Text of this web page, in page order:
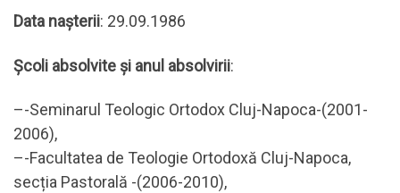
Data nașterii: 29.09.1986
Școli absolvite și anul absolvirii:
–-Seminarul Teologic Ortodox Cluj-Napoca-(2001-
2006),
–-Facultatea de Teologie Ortodoxă Cluj-Napoca,
secția Pastorală -(2006-2010),